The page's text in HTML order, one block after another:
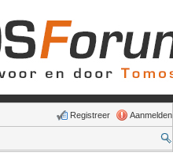
Aanmelden
Registreer